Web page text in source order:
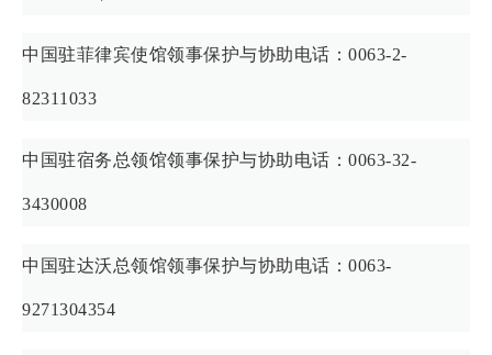
中国驻菲律宾使馆领事保护与协助电话：0063-2-
82311033
中国驻宿务总领馆领事保护与协助电话：0063-32-
3430008
中国驻达沃总领馆领事保护与协助电话：0063-
9271304354